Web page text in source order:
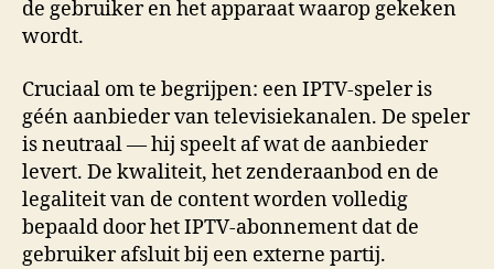
de gebruiker en het apparaat waarop gekeken
wordt.
Cruciaal om te begrijpen: een IPTV-speler is
géén aanbieder van televisiekanalen. De speler
is neutraal — hij speelt af wat de aanbieder
levert. De kwaliteit, het zenderaanbod en de
legaliteit van de content worden volledig
bepaald door het IPTV-abonnement dat de
gebruiker afsluit bij een externe partij.